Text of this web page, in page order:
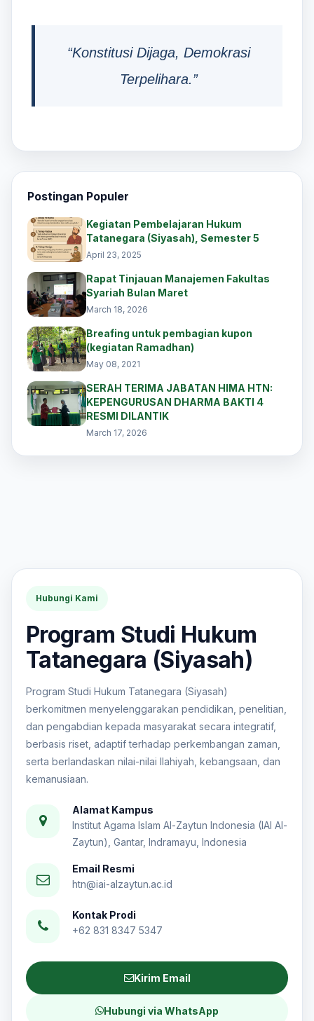
“Konstitusi Dijaga, Demokrasi
Terpelihara.”
Postingan Populer
Kegiatan Pembelajaran Hukum
Tatanegara (Siyasah), Semester 5
April 23, 2025
Rapat Tinjauan Manajemen Fakultas
Syariah Bulan Maret
March 18, 2026
Breafing untuk pembagian kupon
(kegiatan Ramadhan)
May 08, 2021
SERAH TERIMA JABATAN HIMA HTN:
KEPENGURUSAN DHARMA BAKTI 4
RESMI DILANTIK
March 17, 2026
Hubungi Kami
Program Studi Hukum
Tatanegara (Siyasah)
Program Studi Hukum Tatanegara (Siyasah)
berkomitmen menyelenggarakan pendidikan, penelitian,
dan pengabdian kepada masyarakat secara integratif,
berbasis riset, adaptif terhadap perkembangan zaman,
serta berlandaskan nilai-nilai Ilahiyah, kebangsaan, dan
kemanusiaan.
Alamat Kampus
Institut Agama Islam Al-Zaytun Indonesia (IAI Al-
Zaytun), Gantar, Indramayu, Indonesia
Email Resmi
htn@iai-alzaytun.ac.id
Kontak Prodi
+62 831 8347 5347
Kirim Email
Hubungi via WhatsApp